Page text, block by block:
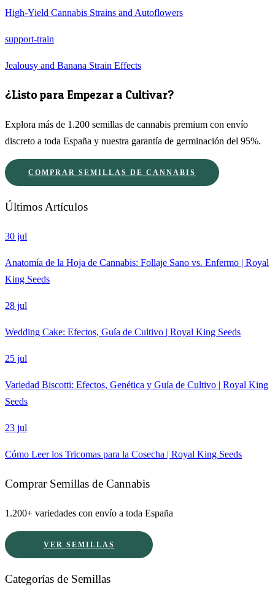
High-Yield Cannabis Strains and Autoflowers
support-train
Jealousy and Banana Strain Effects
¿Listo para Empezar a Cultivar?
Explora más de 1.200 semillas de cannabis premium con envío
discreto a toda España y nuestra garantía de germinación del 95%.
COMPRAR SEMILLAS DE CANNABIS
Últimos Artículos
30 jul
Anatomía de la Hoja de Cannabis: Follaje Sano vs. Enfermo | Royal
King Seeds
28 jul
Wedding Cake: Efectos, Guía de Cultivo | Royal King Seeds
25 jul
Variedad Biscotti: Efectos, Genética y Guía de Cultivo | Royal King
Seeds
23 jul
Cómo Leer los Tricomas para la Cosecha | Royal King Seeds
Comprar Semillas de Cannabis
1.200+ variedades con envío a toda España
VER SEMILLAS
Categorías de Semillas